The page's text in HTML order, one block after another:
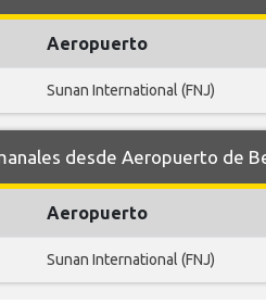
Aeropuerto
Sunan International (FNJ)
desde Aeropuerto de
Aeropuerto
Sunan International (FNJ)